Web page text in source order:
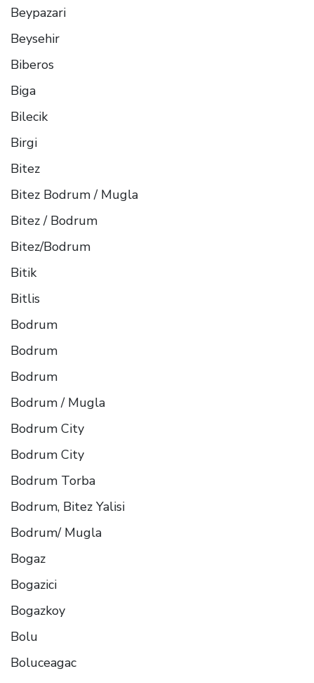
Beypazari
Beysehir
Biberos
Biga
Bilecik
Birgi
Bitez
Bitez Bodrum / Mugla
Bitez / Bodrum
Bitez/Bodrum
Bitik
Bitlis
Bodrum
Bodrum
Bodrum
Bodrum / Mugla
Bodrum City
Bodrum City
Bodrum Torba
Bodrum, Bitez Yalisi
Bodrum/ Mugla
Bogaz
Bogazici
Bogazkoy
Bolu
Boluceagac